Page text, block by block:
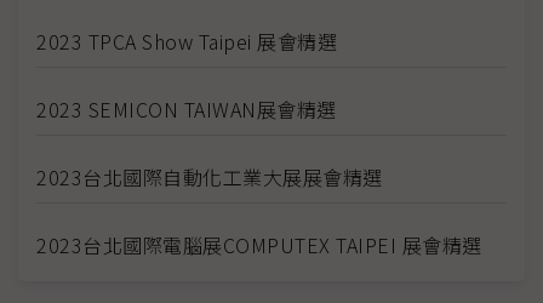
2023 TPCA Show Taipei 展會精選
2023 SEMICON TAIWAN展會精選
2023台北國際自動化工業大展展會精選
2023台北國際電腦展COMPUTEX TAIPEI 展會精選